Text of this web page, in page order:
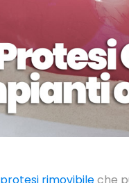
protesi rimovibileche